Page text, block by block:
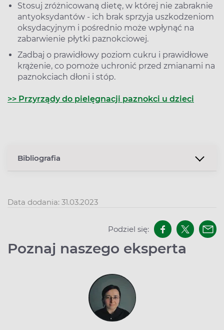
Stosuj zróżnicowaną dietę, w której nie zabraknie
antyoksydantów - ich brak sprzyja uszkodzeniom
oksydacyjnym i pośrednio może wpłynąć na
zabarwienie płytki paznokciowej.
Zadbaj o prawidłowy poziom cukru i prawidłowe
krążenie, co pomoże uchronić przed zmianami na
paznokciach dłoni i stóp.
>> Przyrządy do pielęgnacji paznokci u dzieci
Bibliografia
Data dodania: 31.03.2023
Podziel się:
Poznaj naszego eksperta